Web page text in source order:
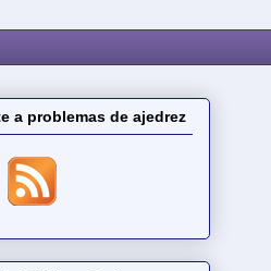
a problemas de ajedrez